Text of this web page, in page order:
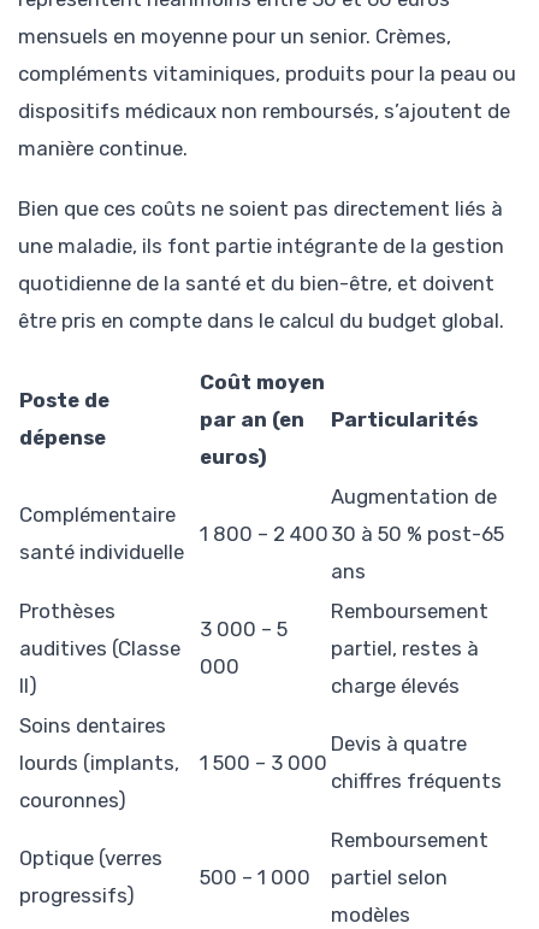
mensuels en moyenne pour un senior. Crèmes,
compléments vitaminiques, produits pour la peau ou
dispositifs médicaux non remboursés, s’ajoutent de
manière continue.
Bien que ces coûts ne soient pas directement liés à
une maladie, ils font partie intégrante de la gestion
quotidienne de la santé et du bien-être, et doivent
être pris en compte dans le calcul du budget global.
Poste de
dépense
Coût moyen
par an (en
euros)
Particularités
Complémentaire
santé individuelle
1 800 – 2 400
Augmentation de
30 à 50 % post-65
ans
Prothèses
auditives (Classe
II)
3 000 – 5
000
Remboursement
partiel, restes à
charge élevés
Soins dentaires
lourds (implants,
couronnes)
1 500 – 3 000
Devis à quatre
chiffres fréquents
Optique (verres
progressifs)
500 – 1 000
Remboursement
partiel selon
modèles